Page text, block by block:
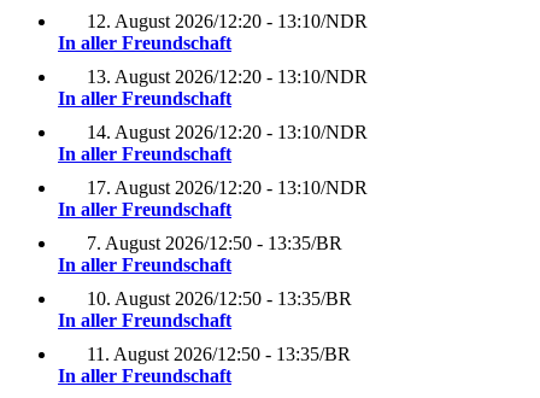
12. August 2026/12:20 - 13:10/NDR
In aller Freundschaft
13. August 2026/12:20 - 13:10/NDR
In aller Freundschaft
14. August 2026/12:20 - 13:10/NDR
In aller Freundschaft
17. August 2026/12:20 - 13:10/NDR
In aller Freundschaft
7. August 2026/12:50 - 13:35/BR
In aller Freundschaft
10. August 2026/12:50 - 13:35/BR
In aller Freundschaft
11. August 2026/12:50 - 13:35/BR
In aller Freundschaft